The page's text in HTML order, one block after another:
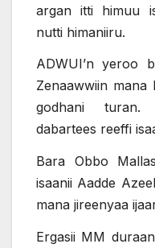
argan itti himuu
nutti himaniiru.
ADWUI’n yeroo
Zenaawwiin mana
godhani turan.
dabartees reeffi
Bara Obbo
isaanii Aadde
mana jireenyaa
Ergasii MM